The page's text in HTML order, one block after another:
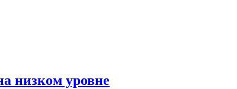
низком уровне